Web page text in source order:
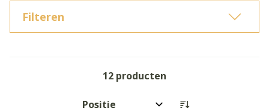
Filteren
12 producten